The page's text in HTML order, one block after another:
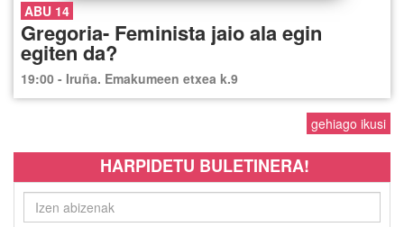
ABU 14
Gregoria- Feminista jaio ala egin
egiten da?
19:00 - Iruña. Emakumeen etxea k.9
gehiago ikusi
HARPIDETU BULETINERA!